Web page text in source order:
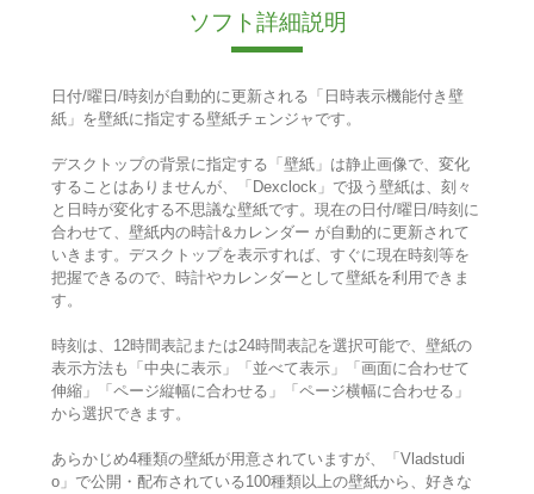
ソフト詳細説明
日付/曜日/時刻が自動的に更新される「日時表示機能付き壁
紙」を壁紙に指定する壁紙チェンジャです。
デスクトップの背景に指定する「壁紙」は静止画像で、変化
することはありませんが、「Dexclock」で扱う壁紙は、刻々
と日時が変化する不思議な壁紙です。現在の日付/曜日/時刻に
合わせて、壁紙内の時計&カレンダー が自動的に更新されて
いきます。デスクトップを表示すれば、すぐに現在時刻等を
把握できるので、時計やカレンダーとして壁紙を利用できま
す。
時刻は、12時間表記または24時間表記を選択可能で、壁紙の
表示方法も「中央に表示」「並べて表示」「画面に合わせて
伸縮」「ページ縦幅に合わせる」「ページ横幅に合わせる」
から選択できます。
あらかじめ4種類の壁紙が用意されていますが、「Vladstudi
o」で公開・配布されている100種類以上の壁紙から、好きな